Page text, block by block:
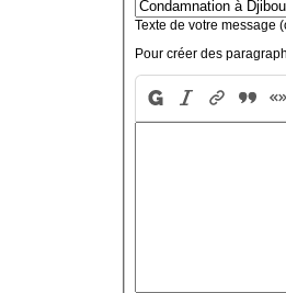
Texte de votre message
Pour créer des